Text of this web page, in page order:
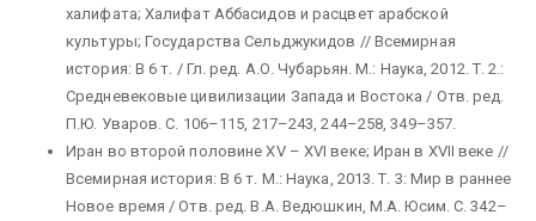
халифата; Халифат Аббасидов и расцвет арабской
культуры; Государства Сельджукидов // Всемирная
история: В 6 т. / Гл. ред. А.О. Чубарьян. М.: Наука, 2012. Т. 2.:
Средневековые цивилизации Запада и Востока / Отв. ред.
П.Ю. Уваров. С. 106–115, 217–243, 244–258, 349–357.
Иран во второй половине XV – XVI веке; Иран в XVII веке //
Всемирная история: В 6 т. М.: Наука, 2013. Т. 3: Мир в раннее
Новое время / Отв. ред. В.А. Ведюшкин, М.А. Юсим. С. 342–